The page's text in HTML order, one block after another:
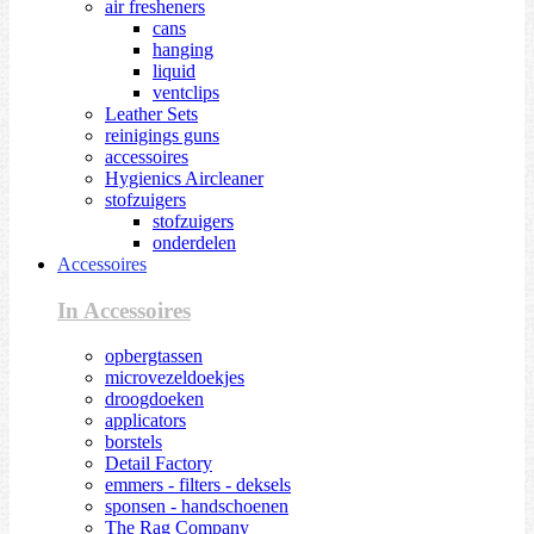
air fresheners
cans
hanging
liquid
ventclips
Leather Sets
reinigings guns
accessoires
Hygienics Aircleaner
stofzuigers
stofzuigers
onderdelen
Accessoires
In Accessoires
opbergtassen
microvezeldoekjes
droogdoeken
applicators
borstels
Detail Factory
emmers - filters - deksels
sponsen - handschoenen
The Rag Company